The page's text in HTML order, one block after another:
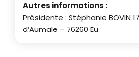
Autres informations :
Présidente : Stéphanie BOVIN
d’Aumale – 76260 Eu